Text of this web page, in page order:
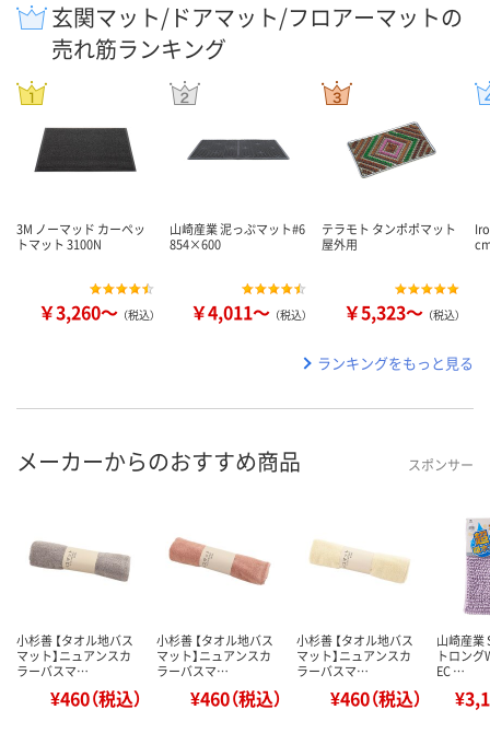
玄関マット/ドアマット/フロアーマットの
売れ筋ランキング
3M ノーマッド カーペッ
トマット 3100N
￥3,260～ （税込）
山崎産業 泥っぷマット#6
854×600
￥4,011～ （税込）
テラモト タンポポマット
屋外用
￥5,323～ （税込）
ランキングをもっと見る
メーカーからのおすすめ商品 スポンサー
小杉善 【タオル地バス
マット】ニュアンスカ
ラーバスマ…
¥460（税込）
小杉善 【タオル地バス
マット】ニュアンスカ
ラーバスマ…
¥460（税込）
小杉善 【タオル地バス
マット】ニュアンスカ
ラーバスマ…
¥460（税込）
山崎産業
トロング
EC …